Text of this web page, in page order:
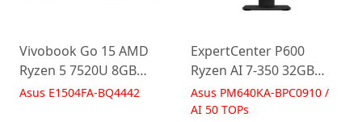
Vivobook Go 15 AMD
Ryzen 5 7520U 8GB
512GB 15.6 FreeDos
Asus E1504FA-BQ4442
ExpertCenter P600
Ryzen AI 7-350 32GB
512GB 23.8 FreeDos
Siyah AI-Powered AIO
Asus PM640KA-BPC0910 /
AI 50 TOPs